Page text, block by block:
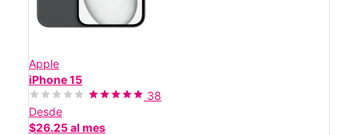
Apple
iPhone 15
38
Desde
$26.25 al mes